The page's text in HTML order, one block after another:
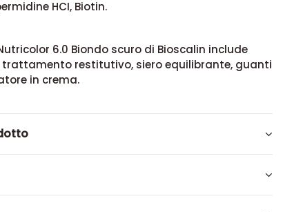
HCI, Biotin.
6.0 Biondo scuro di Bioscalin include
trattamento restitutivo, siero equilibrante, guanti
in crema.